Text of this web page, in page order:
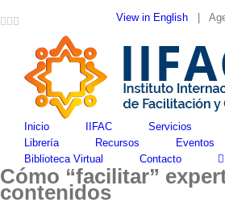
to
LinkedIn
Facebook
Twitter
Google+ View in English |
Inicio IIFAC Servicios
Librería
Recursos
Eventos
Biblioteca Virtual
Contacto
Cómo “facilitar”
contenidos